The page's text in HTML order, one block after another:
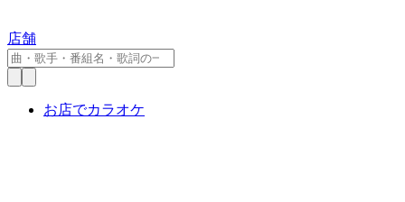
店舗
お店でカラオケ